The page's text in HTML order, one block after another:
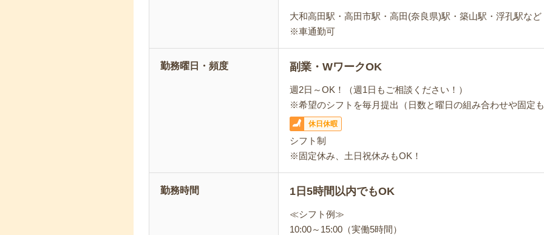
大和高田駅・高田市駅・高田(奈良県)駅・築山駅・浮孔駅な
※車通勤可
勤務曜日・頻度 副業・WワークOK
週2日～OK！（週1日もご相談ください！）
※希望のシフトを毎月提出（日数と曜日の組み合わせや固定
休日休暇
シフト制
※固定休み、土日祝休みもOK！
勤務時間 1日5時間以内でもOK
≪シフト例≫
10:00～15:00（実働5時間）